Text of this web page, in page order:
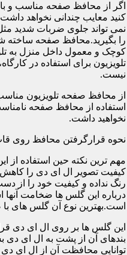
اگر از محافظ صفحه مناسب و
کنید معایب چندانی نخواهد
نمی تواند جلوی ضربات شدید
را بگیرید.محافظ صفحه ساخته
کوچک و معمول داخل منزل به
تلویزیون برای استفاده در
نیست.
از محافظ صفحه تلویزیون
استفاده از محافظ صفحه
نخواهید داشت.
نحوه قرارگرفتن محافظ روی
مهم ترین نکته حین استفاده
کیفیت تصویر ال ای دی را
رنگ نداده و کیفیت خود را از
درباره این گلس ها ضخامت آنها
است.بهترین نوع آن گلس های با ضخامت 3
این گلس ها بر روی ال ای دی
بندهای آن از پشت به ال ای دی
توانایی محافظت آن از ال ای دی